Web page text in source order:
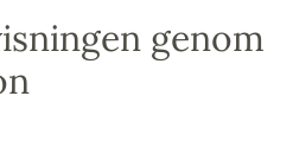
genom